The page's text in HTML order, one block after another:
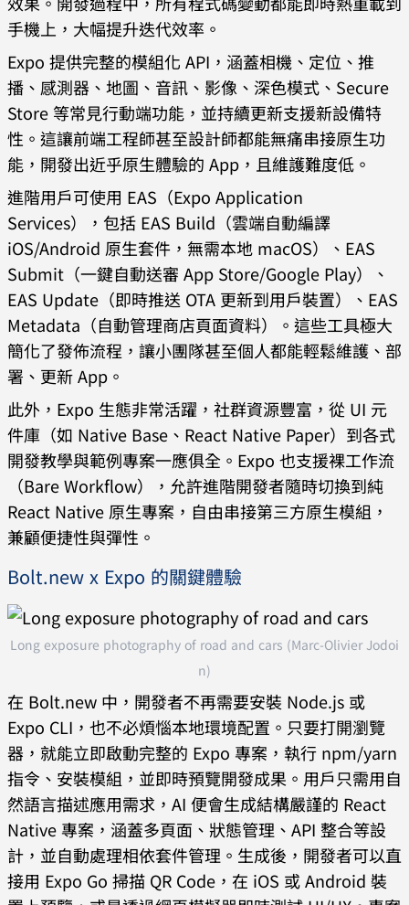
手機上，大幅提升迭代效率。
Expo 提供完整的模組化 API，涵蓋相機、定位、推
播、感測器、地圖、音訊、影像、深色模式、Secure
Store 等常見行動端功能，並持續更新支援新設備特
性。這讓前端工程師甚至設計師都能無痛串接原生功
能，開發出近乎原生體驗的 App，且維護難度低。
進階用戶可使用 EAS（Expo Application
Services），包括 EAS Build（雲端自動編譯
iOS/Android 原生套件，無需本地 macOS）、EAS
Submit（一鍵自動送審 App Store/Google Play）、
EAS Update（即時推送 OTA 更新到用戶裝置）、EAS
Metadata（自動管理商店頁面資料）。這些工具極大
簡化了發佈流程，讓小團隊甚至個人都能輕鬆維護、部
署、更新 App。
此外，Expo 生態非常活躍，社群資源豐富，從 UI 元
件庫（如 Native Base、React Native Paper）到各式
開發教學與範例專案一應俱全。Expo 也支援裸工作流
（Bare Workflow），允許進階開發者隨時切換到純
React Native 原生專案，自由串接第三方原生模組，
兼顧便捷性與彈性。
Bolt.new x Expo 的關鍵體驗
Long exposure photography of road and cars (Marc-Olivier Jodoi
n)
在 Bolt.new 中，開發者不再需要安裝 Node.js 或
Expo CLI，也不必煩惱本地環境配置。只要打開瀏覽
器，就能立即啟動完整的 Expo 專案，執行 npm/yarn
指令、安裝模組，並即時預覽開發成果。用戶只需用自
然語言描述應用需求，AI 便會生成結構嚴謹的 React
Native 專案，涵蓋多頁面、狀態管理、API 整合等設
計，並自動處理相依套件管理。生成後，開發者可以直
接用 Expo Go 掃描 QR Code，在 iOS 或 Android 裝